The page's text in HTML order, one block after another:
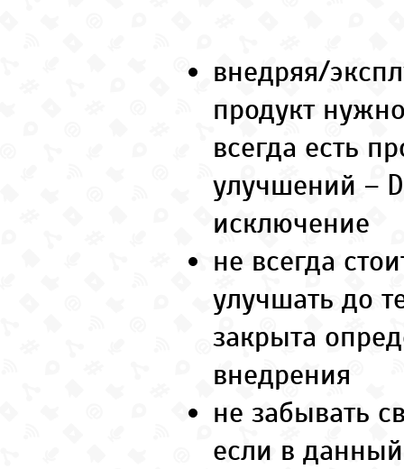
внедряя/
продукт
всегда есть
улучшений –
исключение
не всегда
улучшать до
закрыта
внедрения
не забывать
если в